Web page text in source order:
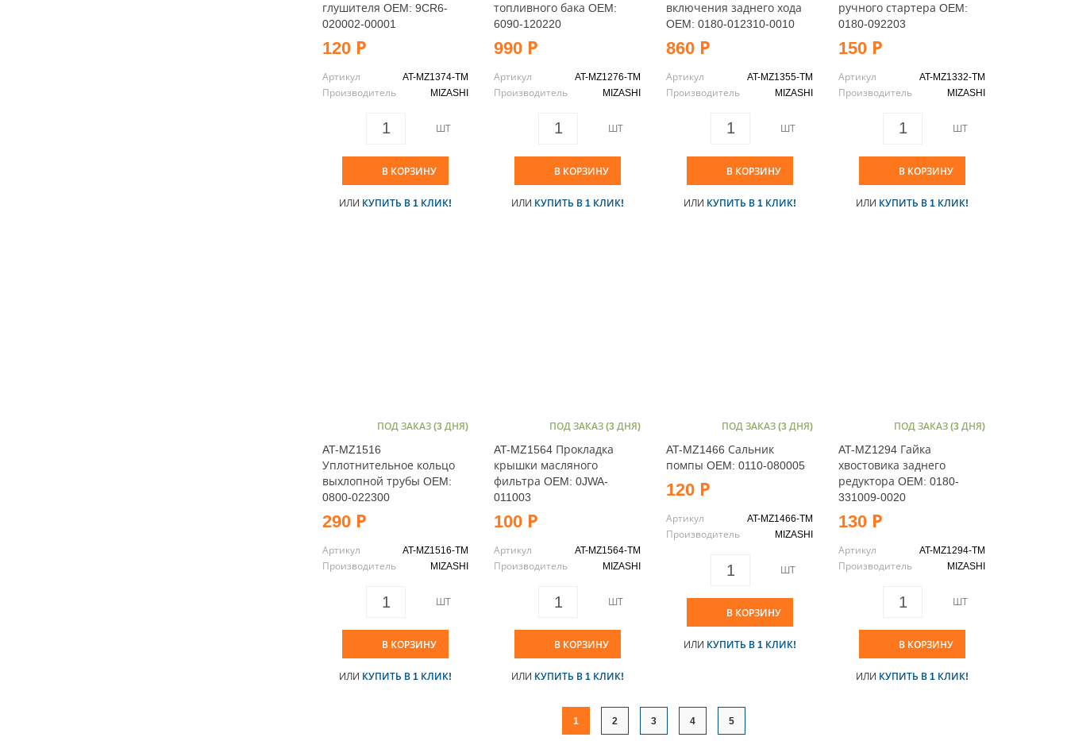
глушителя OEM: 9CR6-
020002-00001
120 Р
Артикул
AT-MZ1374-TM
Производитель
MIZASHI
ШТ
В КОРЗИНУ
ИЛИ КУПИТЬ В 1 КЛИК!
топливного бака OEM:
6090-120220
990 Р
Артикул
AT-MZ1276-TM
Производитель
MIZASHI
ШТ
В КОРЗИНУ
ИЛИ КУПИТЬ В 1 КЛИК!
включения заднего хода
OEM: 0180-012310-0010
860 Р
Артикул
AT-MZ1355-TM
Производитель
MIZASHI
ШТ
В КОРЗИНУ
ИЛИ КУПИТЬ В 1 КЛИК!
ручного стартера OEM:
0180-092203
150 Р
Артикул
AT-MZ1332-TM
Производитель
MIZASHI
ШТ
В КОРЗИНУ
ИЛИ КУПИТЬ В 1 КЛИК!
ПОД ЗАКАЗ (3 ДНЯ)
AT-MZ1516
Уплотнительное кольцо
выхлопной трубы OEM:
0800-022300
290 Р
Артикул
AT-MZ1516-TM
Производитель
MIZASHI
ШТ
В КОРЗИНУ
ИЛИ КУПИТЬ В 1 КЛИК!
ПОД ЗАКАЗ (3 ДНЯ)
AT-MZ1564 Прокладка
крышки масляного
фильтра OEM: 0JWA-
011003
100 Р
Артикул
AT-MZ1564-TM
Производитель
MIZASHI
ШТ
В КОРЗИНУ
ИЛИ КУПИТЬ В 1 КЛИК!
ПОД ЗАКАЗ (3 ДНЯ)
AT-MZ1466 Сальник
помпы OEM: 0110-080005
120 Р
Артикул
AT-MZ1466-TM
Производитель
MIZASHI
ШТ
В КОРЗИНУ
ИЛИ КУПИТЬ В 1 КЛИК!
ПОД ЗАКАЗ (3 ДНЯ)
AT-MZ1294 Гайка
хвостовика заднего
редуктора OEM: 0180-
331009-0020
130 Р
Артикул
AT-MZ1294-TM
Производитель
MIZASHI
ШТ
В КОРЗИНУ
ИЛИ КУПИТЬ В 1 КЛИК!
1 2 3 4 5